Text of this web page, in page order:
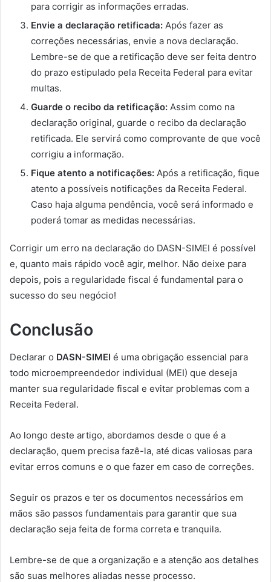
para corrigir as informações erradas.
Envie a declaração retificada: Após fazer as
correções necessárias, envie a nova declaração.
Lembre-se de que a retificação deve ser feita dentro
do prazo estipulado pela Receita Federal para evitar
multas.
Guarde o recibo da retificação: Assim como na
declaração original, guarde o recibo da declaração
retificada. Ele servirá como comprovante de que você
corrigiu a informação.
Fique atento a notificações: Após a retificação, fique
atento a possíveis notificações da Receita Federal.
Caso haja alguma pendência, você será informado e
poderá tomar as medidas necessárias.
Corrigir um erro na declaração do DASN-SIMEI é possível
e, quanto mais rápido você agir, melhor. Não deixe para
depois, pois a regularidade fiscal é fundamental para o
sucesso do seu negócio!
Conclusão
Declarar o DASN-SIMEI é uma obrigação essencial para
todo microempreendedor individual (MEI) que deseja
manter sua regularidade fiscal e evitar problemas com a
Receita Federal.
Ao longo deste artigo, abordamos desde o que é a
declaração, quem precisa fazê-la, até dicas valiosas para
evitar erros comuns e o que fazer em caso de correções.
Seguir os prazos e ter os documentos necessários em
mãos são passos fundamentais para garantir que sua
declaração seja feita de forma correta e tranquila.
Lembre-se de que a organização e a atenção aos detalhes
são suas melhores aliadas nesse processo.